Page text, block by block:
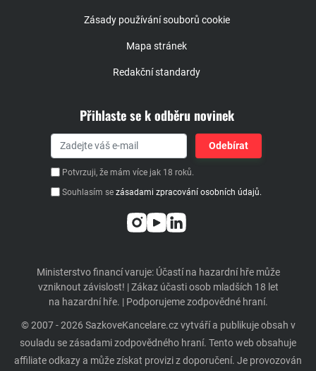
Zásady používání souborů cookie
Mapa stránek
Redakční standardy
Přihlaste se k odběru novinek
Potvrzuji, že mám více jak 18 roků.
Souhlasím se zásadami zpracování osobních údajů.
Ministerstvo financí varuje: Účastí na hazardní hře může
vzniknout závislost! | Zákaz účasti osob mladších 18 let
na hazardní hře. | Podporujeme zodpovědné hraní.
© 2007 - 2026 SazkoveKancelare.cz vytváří a publikuje obsah v
souladu se zásadami zodpovědného hraní. Tento web obsahuje
affiliate odkazy a může získat provizi z doporučení. Je provozován